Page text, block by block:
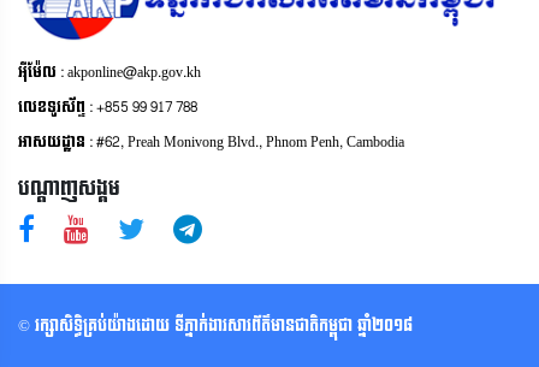
អុីម៉ែល : akponline@akp.gov.kh
លេខទូរស័ព្ទ : +855 99 917 788
អាសយដ្ឋាន : ​#62, Preah Monivong Blvd., Phnom Penh, Cambodia
បណ្តាញសង្គម
© រក្សា​សិទ្ធិ​គ្រប់​យ៉ាង​ដោយ​ ទីភ្នាក់ងារសារព័ត៌មានជាតិកម្ពុជា ឆ្នាំ​២០១៨